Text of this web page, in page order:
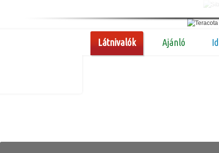
Látnivalók Ajánló